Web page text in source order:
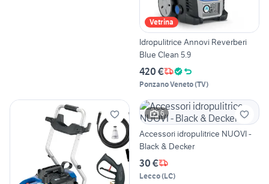
Vetrina
Idropulitrice Annovi Reverberi
Blue Clean 5.9
420 €
Ponzano Veneto(TV)
6
Accessori idropulitrice NUOVI -
Black & Decker
30 €
Lecco(LC)